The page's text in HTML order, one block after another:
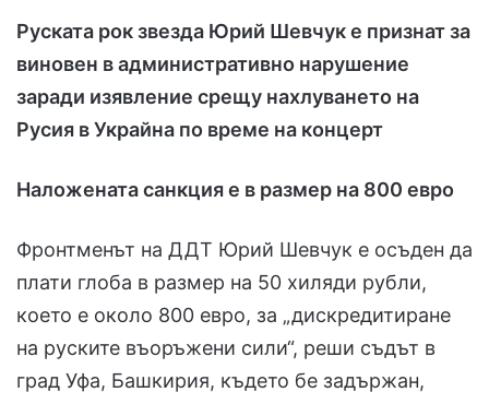
Руската рок звезда Юрий Шевчук е признат за
виновен в административно нарушение
заради изявление срещу нахлуването на
Русия в Украйна по време на концерт
Наложената санкция е в размер на 800 евро
Фронтменът на ДДТ Юрий Шевчук е осъден да
плати глоба в размер на 50 хиляди рубли,
което е около 800 евро, за „дискредитиране
на руските въоръжени сили“, реши съдът в
град Уфа, Башкирия, където бе задържан,